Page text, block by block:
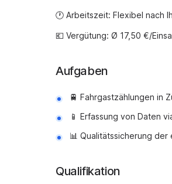
🕐 Arbeitszeit: Flexibel nach
💶 Vergütung: Ø 17,50 €/
Aufgaben
🚆 Fahrgastzählungen in
📱 Erfassung von Daten
📊 Qualitätssicherung der
Qualifikation